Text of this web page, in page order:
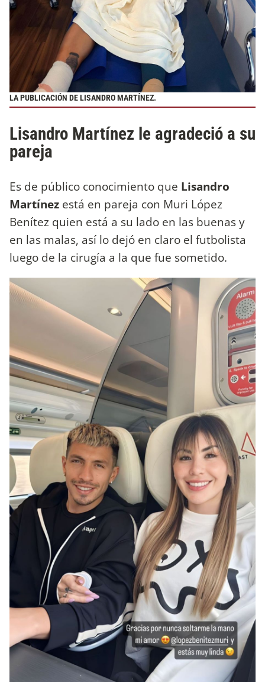
LA PUBLICACIÓN DE LISANDRO MARTÍNEZ.
Lisandro Martínez le agradeció a su
pareja
Es de público conocimiento que Lisandro
Martínez está en pareja con Muri López
Benítez quien está a su lado en las buenas y
en las malas, así lo dejó en claro el futbolista
luego de la cirugía a la que fue sometido.